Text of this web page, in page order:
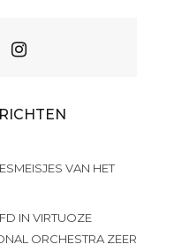
VAN HET
IN VIRTUOZE
ORCHESTRA ZEER